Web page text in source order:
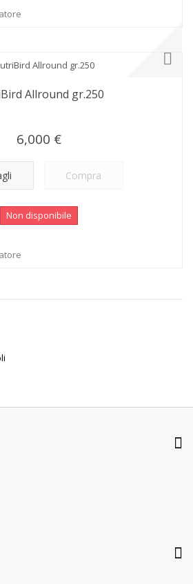
Allround gr.250
6,000 €
Compra
Non disponibile